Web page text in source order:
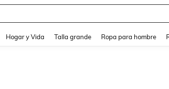
Hogar y Vida Talla grande Ropa para hombre